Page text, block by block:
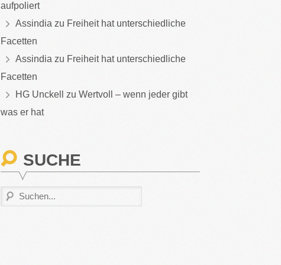
aufpoliert
Assindia zu Freiheit hat unterschiedliche
Facetten
Assindia zu Freiheit hat unterschiedliche
Facetten
HG Unckell
zu Wertvoll – wenn jeder gibt
was er hat
SUCHE